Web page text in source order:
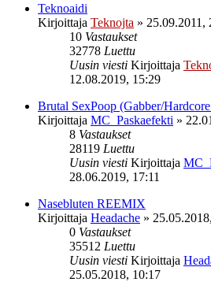
Teknoaidi
Kirjoittaja Teknojta » 25.09.2011,
10 Vastaukset
32778 Luettu
Uusin viesti Kirjoittaja
12.08.2019, 15:29
Brutal SexPoop (Gabber/
Kirjoittaja MC_Paskaefekti »
8 Vastaukset
28119 Luettu
Uusin viesti Kirjoittaja
28.06.2019, 17:11
Nasebluten REEMIX
Kirjoittaja Headache »
0 Vastaukset
35512 Luettu
Uusin viesti Kirjoittaja
25.05.2018, 10:17